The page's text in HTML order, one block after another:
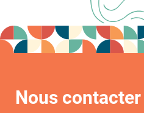
Nous contacter